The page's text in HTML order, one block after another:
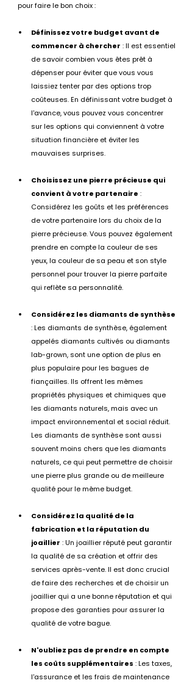
pour faire le bon choix :
Définissez votre budget avant de
commencer à chercher : Il est essentiel
de savoir combien vous êtes prêt à
dépenser pour éviter que vous vous
laissiez tenter par des options trop
coûteuses. En définissant votre budget à
l'avance, vous pouvez vous concentrer
sur les options qui conviennent à votre
situation financière et éviter les
mauvaises surprises.
Choisissez une pierre précieuse qui
convient à votre partenaire :
Considérez les goûts et les préférences
de votre partenaire lors du choix de la
pierre précieuse. Vous pouvez également
prendre en compte la couleur de ses
yeux, la couleur de sa peau et son style
personnel pour trouver la pierre parfaite
qui reflète sa personnalité.
Considérez les diamants de synthèse
: Les diamants de synthèse, également
appelés diamants cultivés ou diamants
lab-grown, sont une option de plus en
plus populaire pour les bagues de
fiançailles. Ils offrent les mêmes
propriétés physiques et chimiques que
les diamants naturels, mais avec un
impact environnemental et social réduit.
Les diamants de synthèse sont aussi
souvent moins chers que les diamants
naturels, ce qui peut permettre de choisir
une pierre plus grande ou de meilleure
qualité pour le même budget.
Considérez la qualité de la
fabrication et la réputation du
joaillier : Un joaillier réputé peut garantir
la qualité de sa création et offrir des
services après-vente. Il est donc crucial
de faire des recherches et de choisir un
joaillier qui a une bonne réputation et qui
propose des garanties pour assurer la
qualité de votre bague.
N'oubliez pas de prendre en compte
les coûts supplémentaires : Les taxes,
l'assurance et les frais de maintenance